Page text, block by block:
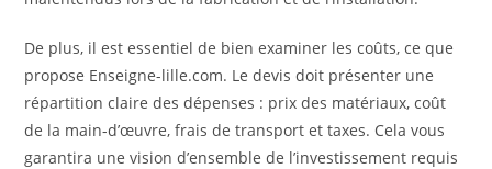
De plus, il est essentiel de bien examiner les coûts, ce que
propose Enseigne-lille.com. Le devis doit présenter une
répartition claire des dépenses : prix des matériaux, coût
de la main-d’œuvre, frais de transport et taxes. Cela vous
garantira une vision d’ensemble de l’investissement requis